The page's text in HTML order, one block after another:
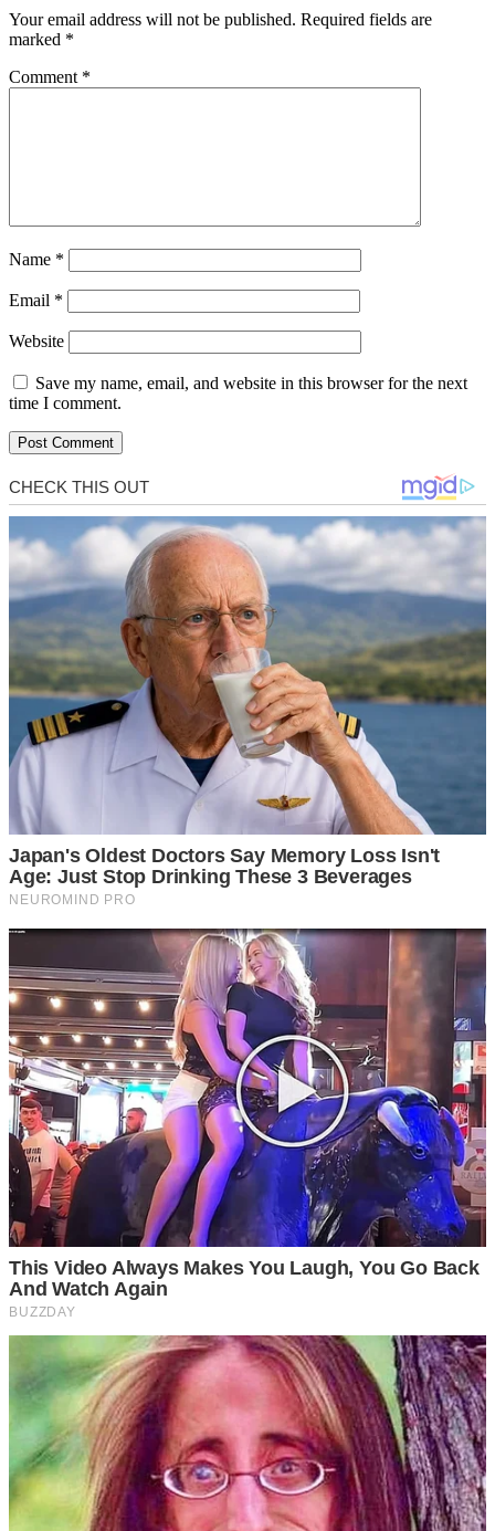
Your email address will not be published. Required fields are
marked *
Comment *
Name *
Email *
Website
Save my name, email, and website in this browser for the next
time I comment.